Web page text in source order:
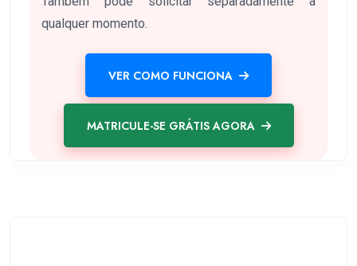
qualquer momento.
VER COMO FUNCIONA
MATRICULE-SE GRÁTIS AGORA